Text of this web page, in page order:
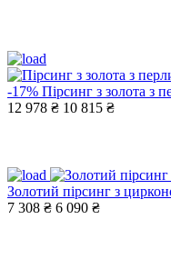
-17% Пірсинг з золота з
12 978 ₴ 10 815 ₴
Золотий пірсинг з
7 308 ₴ 6 090 ₴